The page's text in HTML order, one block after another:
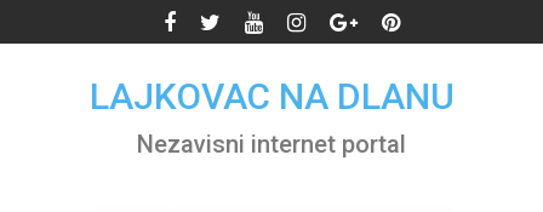
to
LAJKOVAC NA DLANU
Nezavisni internet portal